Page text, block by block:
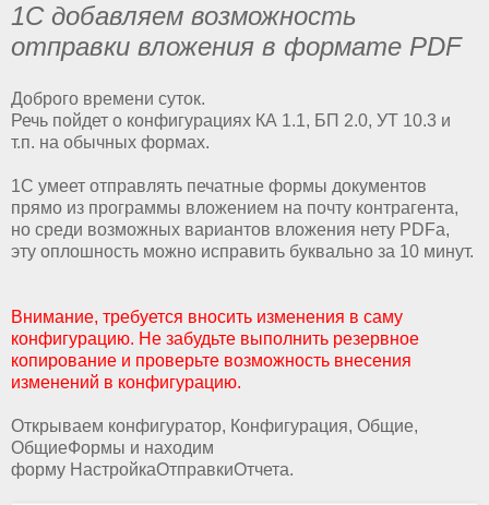
1С добавляем возможность
отправки вложения в формате PDF
Доброго времени суток.
Речь пойдет о конфигурациях КА 1.1, БП 2.0, УТ 10.3 и
т.п. на обычных формах.
1С умеет отправлять печатные формы документов
прямо из программы вложением на почту контрагента,
но среди возможных вариантов вложения нету PDFа,
эту оплошность можно исправить буквально за 10 минут.
Внимание, требуется вносить изменения в саму
конфигурацию. Не забудьте выполнить резервное
копирование и проверьте возможность внесения
изменений в конфигурацию.
Открываем конфигуратор, Конфигурация, Общие,
ОбщиеФормы и находим
форму НастройкаОтправкиОтчета.